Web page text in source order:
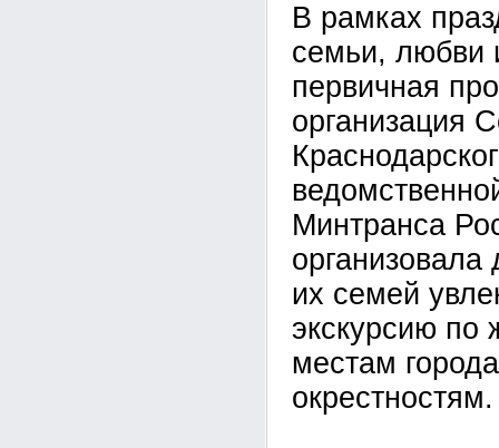
В рамках
семьи, любви
первичная
организация
Минтранса
организовала
их семей
экскурсию по
местам
окрестностям.